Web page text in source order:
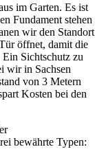
im Garten. Es ist
Fundament stehen
wir den Standort
öffnet, damit die
Sichtschutz zu
wir in Sachsen
von 3 Metern
Kosten bei den
bewährte Typen: